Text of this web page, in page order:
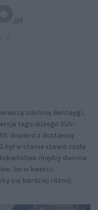
odsłonę Bentaygi,
tego dużego SUV-
dopiero z dostawcą
w stanie stawić czoła
między dwoma
bo w kwestii
się bardziej różnić.